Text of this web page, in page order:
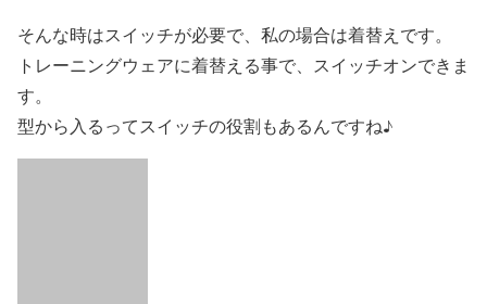
そんな時はスイッチが必要で、私の場合は着替えです。
トレーニングウェアに着替える事で、スイッチオンできま
す。
型から入るってスイッチの役割もあるんですね♪